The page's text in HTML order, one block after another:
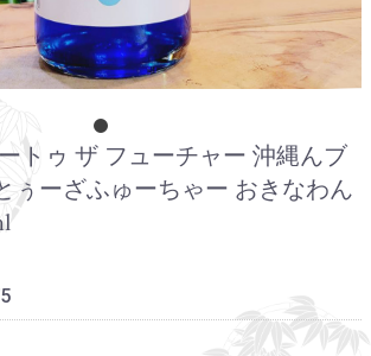
トゥ ザ フューチャー 沖縄んブ
ぅーざふゅーちゃー おきなわん